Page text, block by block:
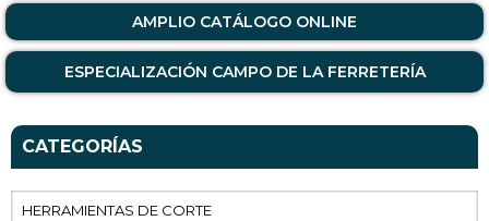
AMPLIO CATÁLOGO ONLINE
ESPECIALIZACIÓN CAMPO DE LA FERRETERÍA
CATEGORÍAS
HERRAMIENTAS DE CORTE